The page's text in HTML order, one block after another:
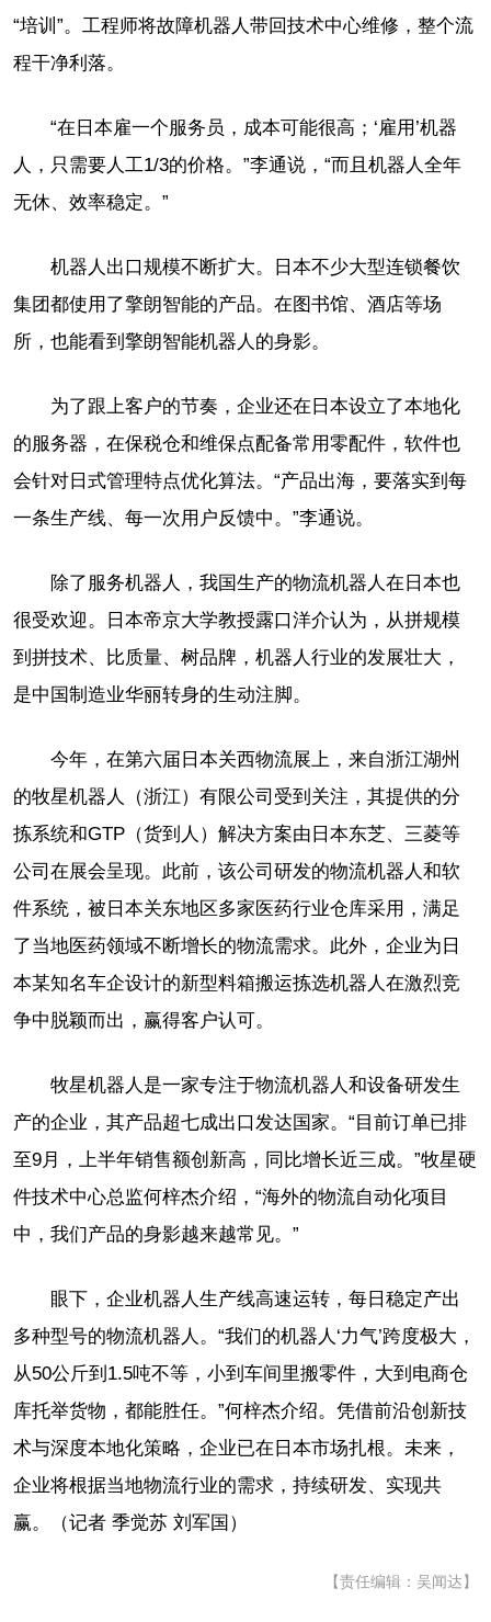
“培训”。工程师将故障机器人带回技术中心维修，整个流
程干净利落。
“在日本雇一个服务员，成本可能很高；‘雇用’机器
人，只需要人工1/3的价格。”李通说，“而且机器人全年
无休、效率稳定。”
机器人出口规模不断扩大。日本不少大型连锁餐饮
集团都使用了擎朗智能的产品。在图书馆、酒店等场
所，也能看到擎朗智能机器人的身影。
为了跟上客户的节奏，企业还在日本设立了本地化
的服务器，在保税仓和维保点配备常用零配件，软件也
会针对日式管理特点优化算法。“产品出海，要落实到每
一条生产线、每一次用户反馈中。”李通说。
除了服务机器人，我国生产的物流机器人在日本也
很受欢迎。日本帝京大学教授露口洋介认为，从拼规模
到拼技术、比质量、树品牌，机器人行业的发展壮大，
是中国制造业华丽转身的生动注脚。
今年，在第六届日本关西物流展上，来自浙江湖州
的牧星机器人（浙江）有限公司受到关注，其提供的分
拣系统和GTP（货到人）解决方案由日本东芝、三菱等
公司在展会呈现。此前，该公司研发的物流机器人和软
件系统，被日本关东地区多家医药行业仓库采用，满足
了当地医药领域不断增长的物流需求。此外，企业为日
本某知名车企设计的新型料箱搬运拣选机器人在激烈竞
争中脱颖而出，赢得客户认可。
牧星机器人是一家专注于物流机器人和设备研发生
产的企业，其产品超七成出口发达国家。“目前订单已排
至9月，上半年销售额创新高，同比增长近三成。”牧星硬
件技术中心总监何梓杰介绍，“海外的物流自动化项目
中，我们产品的身影越来越常见。”
眼下，企业机器人生产线高速运转，每日稳定产出
多种型号的物流机器人。“我们的机器人‘力气’跨度极大，
从50公斤到1.5吨不等，小到车间里搬零件，大到电商仓
库托举货物，都能胜任。”何梓杰介绍。凭借前沿创新技
术与深度本地化策略，企业已在日本市场扎根。未来，
企业将根据当地物流行业的需求，持续研发、实现共
赢。（记者 季觉苏 刘军国）
【责任编辑：吴闻达】